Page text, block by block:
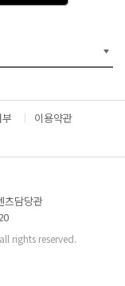
e
서
다
운
드
이용약관
츠담당관
rights reserved.